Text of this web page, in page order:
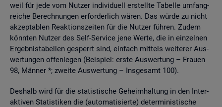
weil für jede vom Nut­zer in­di­vi­du­ell er­stell­te Ta­bel­le um­fang­
rei­che Be­rech­nun­gen er­for­der­lich wären. Das würde zu nicht
ak­zep­ta­blen Re­ak­ti­ons­zei­ten für die Nut­zer füh­ren. Zudem
könn­ten Nut­zer des Self-Ser­vice jene Werte, die in ein­zel­nen
Er­geb­nis­ta­bel­len ge­sperrt sind, ein­fach mit­tels wei­te­rer Aus­
wer­tun­gen of­fen­le­gen (Bei­spiel: erste Aus­wer­tung – Frau­en
98, Män­ner *; zwei­te Aus­wer­tung – Ins­ge­samt 100).
Des­halb wird für die sta­tis­ti­sche Ge­heim­hal­tung in den In­ter­
ak­ti­ven Sta­tis­ti­ken die (au­to­ma­ti­sier­te) de­ter­mi­nis­ti­sche